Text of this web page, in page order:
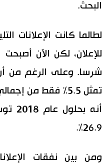
البحث.
لطالما كانت الإعلانات
للإعلان، لكن الآن أصبحت
شرسا. وعلى الرغم من أن
أنه
26.9%.
ومن بين نفقات